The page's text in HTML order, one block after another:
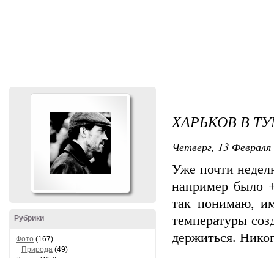
Рубрики
Фото (167)
Природа (49)
ХАРЬКОВ В
Четверг, 13
Уже почти
например было
так понимаю,
температуры
держиться.